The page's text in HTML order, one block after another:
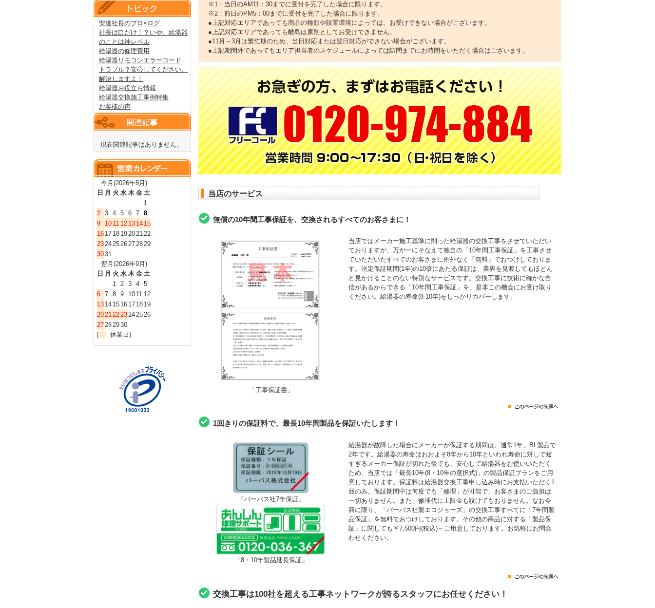
※1：当日のAM11：30までに受付を完了した場合に限ります。
※2：前日のPM5：00までに受付を完了した場合に限ります。
●上記対応エリアであっても商品の種類や設置環境によっては、お受けできない場合がございます。
●上記対応エリアであっても離島は原則としてお受けできません。
●11月～3月は繁忙期のため、当日対応または翌日対応ができない場合がございます。
●上記期間外であってもエリア担当者のスケジュールによっては訪問までにお時間をいただく場合はございます。
当店のサービス
無償の10年間工事保証を、交換されるすべてのお客さまに！
「工事保証書」
当店ではメーカー施工基準に則った給湯器の交換工事をさせていただい
ておりますが、万が一にそなえて独自の「10年間工事保証」を工事させ
ていただいたすべてのお客さまに例外なく「無料」でおつけしておりま
す。法定保証期間(1年)の10倍にあたる保証は、業界を見渡してもほとん
ど見かけることのない特別なサービスです。交換工事に技術に確かな自
信があるからできる「10年間工事保証」を、是非この機会にお受け取り
ください。給湯器の寿命(8-10年)をしっかりカバーします。
1回きりの保証料で、最長10年間製品を保証いたします！
「パーパス社7年保証」
「8・10年製品延長保証」
給湯器が故障した場合にメーカーが保証する期間は、通常1年、BL製品で
2年です。給湯器の寿命はおおよそ8年から10年といわれ寿命に対して短
すぎるメーカー保証が切れた後でも、安心して給湯器をお使いいただく
ため、当店では「最長10年(8・10年の選択式)」の製品保証プランをご用
意しております。保証料は給湯器交換工事申し込み時にお支払いただく1
回のみ。保証期間中は何度でも「修理」が可能で、お客さまのご負担は
一切ありません。また、修理代に上限金も設けてもおりません。なお今
回に限り、「パーパス社製エコジョーズ」の交換工事すべてに「7年間製
品保証」を無料でおつけしております。その他の商品に対する「製品保
証」に関しても￥7,500円(税込)～ご用意しております。お気軽にお問合
わせください。
交換工事は100社を超える工事ネットワークが誇るスタッフにお任せください！
安達社長のプロ×ログ
社長は口だけ！？いや、給湯器
のことは神レベル
給湯器の修理費用
給湯器リモコンエラーコード
トラブル？安心してください、
解決しますよ！
給湯器お役立ち情報
給湯器交換施工事例特集
お客様の声
現在関連記事はありません。
今月(2026年8月)
日 月 火 水 木 金 土
1
2 3 4 5 6 7 8
9
10 11 12 13 14 15
16 17 18 19202122
23242526272829
3031
翌月(2026年9月)
日 月 火 水 木 金 土
1 2 3 4 5
6 7 8 9 10 11 12
13 14 15 16 17 18 19
20212223242526
27282930
(
休業日)